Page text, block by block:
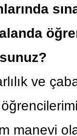
ve
manevi